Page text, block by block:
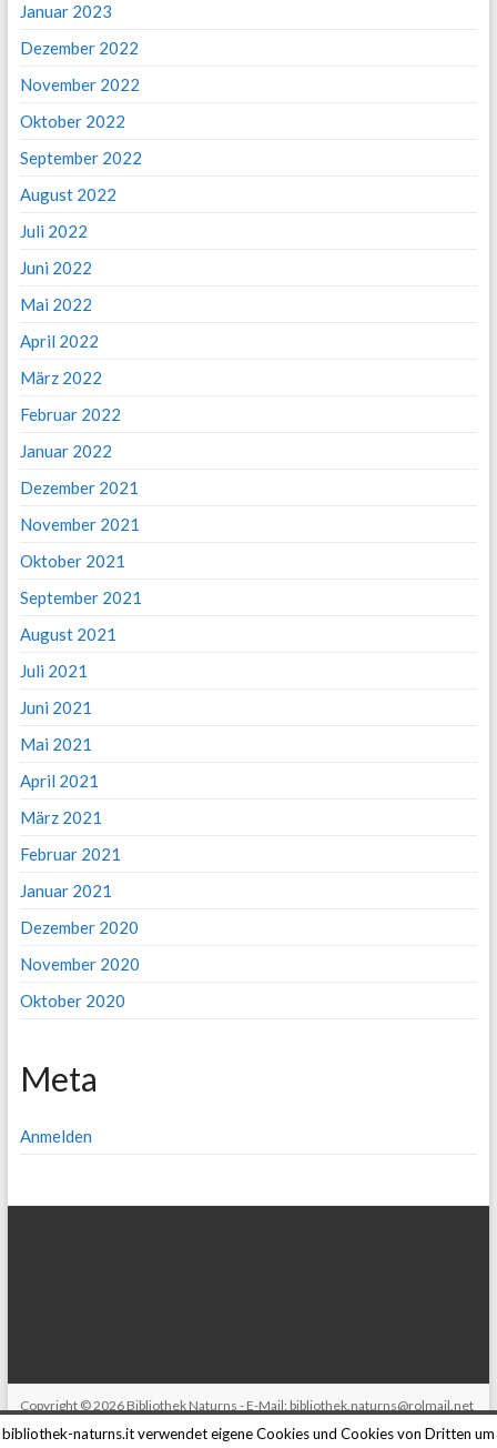
bibliothek-naturns.it verwendet eigene Cookies und Cookies von Dritten um
Januar 2023
Dezember 2022
November 2022
Oktober 2022
September 2022
August 2022
Juli 2022
Juni 2022
Mai 2022
April 2022
März 2022
Februar 2022
Januar 2022
Dezember 2021
November 2021
Oktober 2021
September 2021
August 2021
Juli 2021
Juni 2021
Mai 2021
April 2021
März 2021
Februar 2021
Januar 2021
Dezember 2020
November 2020
Oktober 2020
Meta
Anmelden
Copyright © 2026 Bibliothek Naturns - E-Mail: bibliothek.naturns@rolmail.net